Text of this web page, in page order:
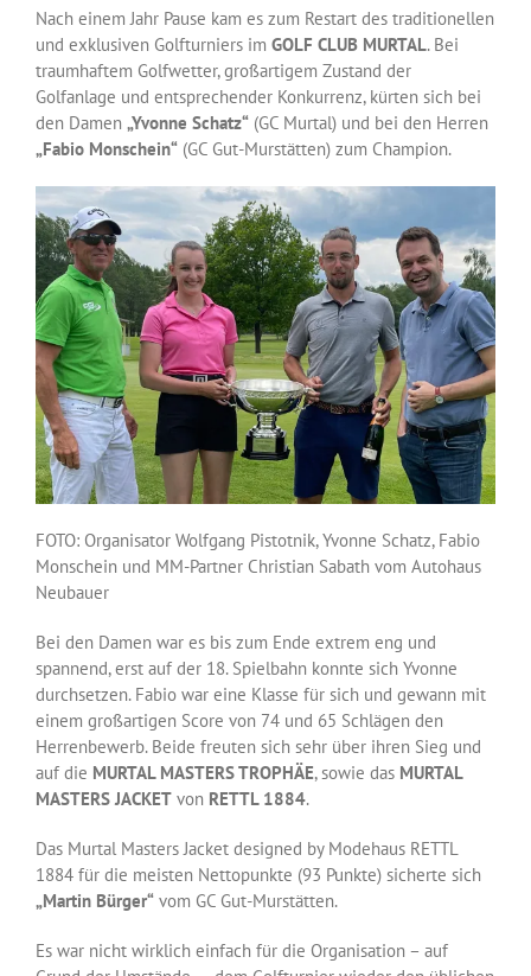
Nach einem Jahr Pause kam es zum Restart des traditionellen
und exklusiven Golfturniers im GOLF CLUB MURTAL. Bei
traumhaftem Golfwetter, großartigem Zustand der
Golfanlage und entsprechender Konkurrenz, kürten sich bei
den Damen „Yvonne Schatz“ (GC Murtal) und bei den Herren
„Fabio Monschein“ (GC Gut-Murstätten) zum Champion.
FOTO: Organisator Wolfgang Pistotnik, Yvonne Schatz, Fabio
Monschein und MM-Partner Christian Sabath vom Autohaus
Neubauer
Bei den Damen war es bis zum Ende extrem eng und
spannend, erst auf der 18. Spielbahn konnte sich Yvonne
durchsetzen. Fabio war eine Klasse für sich und gewann mit
einem großartigen Score von 74 und 65 Schlägen den
Herrenbewerb. Beide freuten sich sehr über ihren Sieg und
auf die MURTAL MASTERS TROPHÄE, sowie das MURTAL
MASTERS JACKET von RETTL 1884.
Das Murtal Masters Jacket designed by Modehaus RETTL
1884 für die meisten Nettopunkte (93 Punkte) sicherte sich
„Martin Bürger“ vom GC Gut-Murstätten.
Es war nicht wirklich einfach für die Organisation – auf